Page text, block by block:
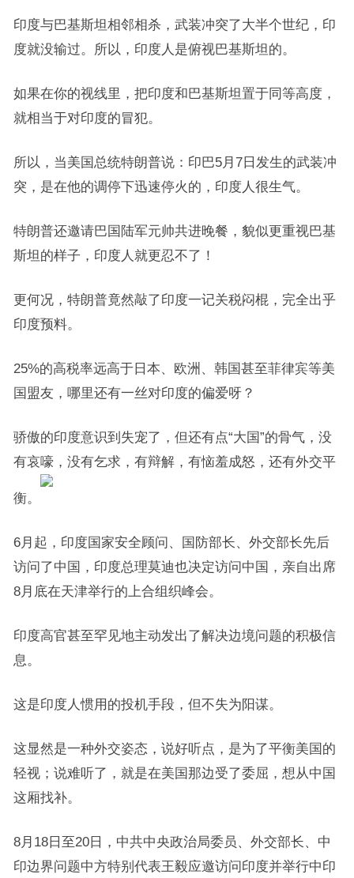
印度与巴基斯坦相邻相杀，武装冲突了大半个世纪，印
度就没输过。所以，印度人是俯视巴基斯坦的。
如果在你的视线里，把印度和巴基斯坦置于同等高度，
就相当于对印度的冒犯。
所以，当美国总统特朗普说：印巴5月7日发生的武装冲
突，是在他的调停下迅速停火的，印度人很生气。
特朗普还邀请巴国陆军元帅共进晚餐，貌似更重视巴基
斯坦的样子，印度人就更忍不了！
更何况，特朗普竟然敲了印度一记关税闷棍，完全出乎
印度预料。
25%的高税率远高于日本、欧洲、韩国甚至菲律宾等美
国盟友，哪里还有一丝对印度的偏爱呀？
骄傲的印度意识到失宠了，但还有点“大国”的骨气，没
有哀嚎，没有乞求，有辩解，有恼羞成怒，还有外交平
衡。
6月起，印度国家安全顾问、国防部长、外交部长先后
访问了中国，印度总理莫迪也决定访问中国，亲自出席
8月底在天津举行的上合组织峰会。
印度高官甚至罕见地主动发出了解决边境问题的积极信
息。
这是印度人惯用的投机手段，但不失为阳谋。
这显然是一种外交姿态，说好听点，是为了平衡美国的
轻视；说难听了，就是在美国那边受了委屈，想从中国
这厢找补。
8月18日至20日，中共中央政治局委员、外交部长、中
印边界问题中方特别代表王毅应邀访问印度并举行中印